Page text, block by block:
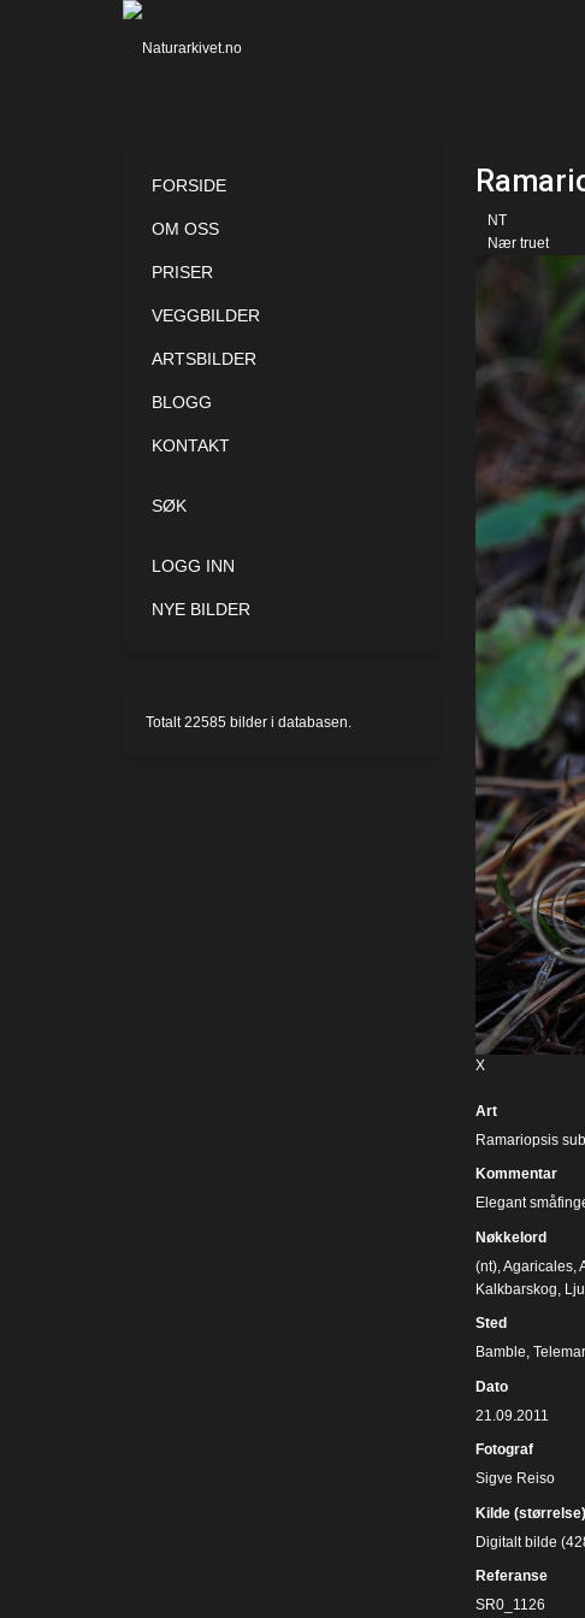
NT
Nær truet
X
Art
Ramariopsis
Kommentar
Elegant
Nøkkelord
(nt), Agaricales,
Kalkbarskog
Sted
Bamble,
Dato
21.09.2011
Fotograf
Sigve Reiso
Kilde (størrelse)
Digitalt bilde
Referanse
SR0_1126
FORSIDE
OM OSS
PRISER
VEGGBILDER
ARTSBILDER
BLOGG
KONTAKT
SØK
LOGG INN
NYE BILDER
Totalt22585 bilder i databasen.